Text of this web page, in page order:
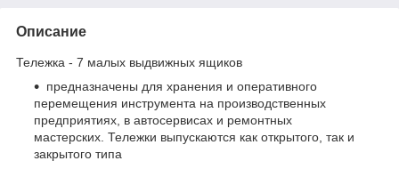
Описание
Тележка - 7 малых выдвижных ящиков
предназначены для хранения и оперативного
перемещения инструмента на производственных
предприятиях, в автосервисах и ремонтных
мастерских. Тележки выпускаются как открытого, так и
закрытого типа